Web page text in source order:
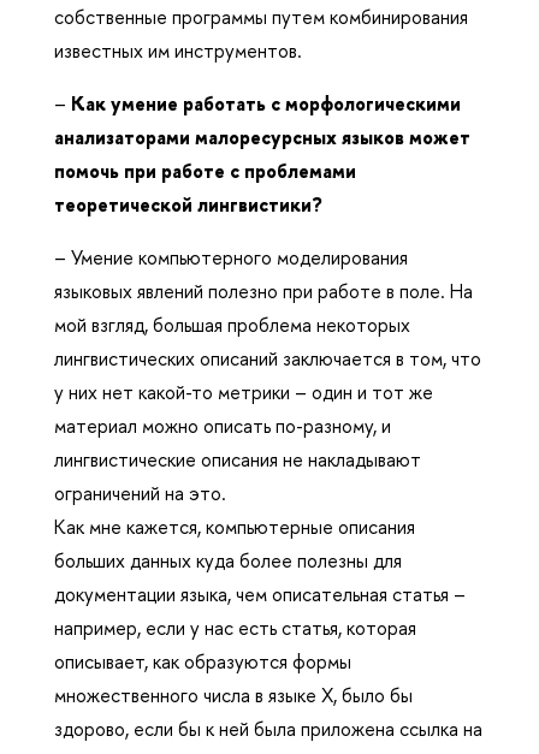
собственные программы путем комбинирования
известных им инструментов.
– Как умение работать с морфологическими
анализаторами малоресурсных языков может
помочь при работе с проблемами
теоретической лингвистики?
– Умение компьютерного моделирования
языковых явлений полезно при работе в поле. На
мой взгляд, большая проблема некоторых
лингвистических описаний заключается в том, что
у них нет какой-то метрики – один и тот же
материал можно описать по-разному, и
лингвистические описания не накладывают
ограничений на это.
Как мне кажется, компьютерные описания
больших данных куда более полезны для
документации языка, чем описательная статья –
например, если у нас есть статья, которая
описывает, как образуются формы
множественного числа в языке Х, было бы
здорово, если бы к ней была приложена ссылка на